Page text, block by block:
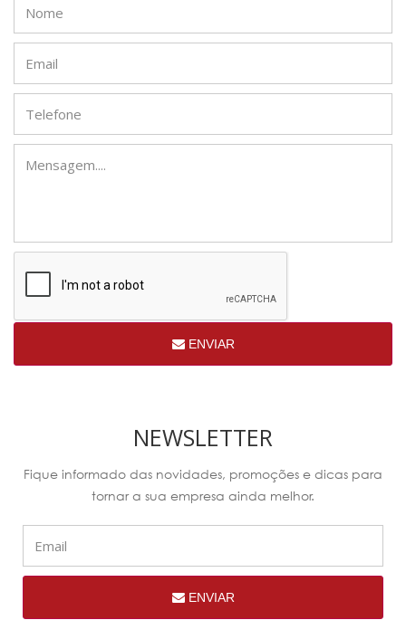
ENVIAR
NEWSLETTER
Fique informado das novidades, promoções e dicas para
tornar a sua empresa ainda melhor.
ENVIAR